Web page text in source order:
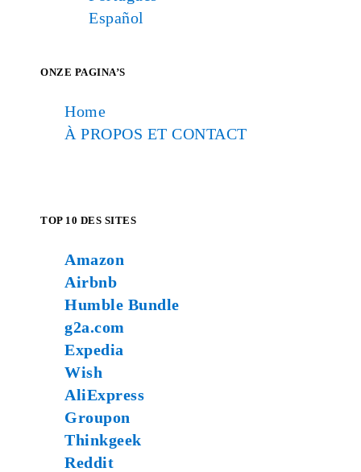
Español
ONZE PAGINA’S
Home
À PROPOS ET CONTACT
TOP 10 DES SITES
Amazon
Airbnb
Humble Bundle
g2a.com
Expedia
Wish
AliExpress
Groupon
Thinkgeek
Reddit